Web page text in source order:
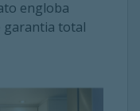
engloba
garantia total